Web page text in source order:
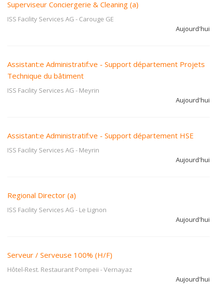
Superviseur Conciergerie & Cleaning (a)
ISS Facility Services AG - Carouge GE
Aujourd'hui
Assistant:e Administratif:ve - Support département Projets
Technique du bâtiment
ISS Facility Services AG - Meyrin
Aujourd'hui
Assistant:e Administratif:ve - Support département HSE
ISS Facility Services AG - Meyrin
Aujourd'hui
Regional Director (a)
ISS Facility Services AG - Le Lignon
Aujourd'hui
Serveur / Serveuse 100% (H/F)
Hôtel-Rest. Restaurant Pompeii -Vernayaz
Aujourd'hui